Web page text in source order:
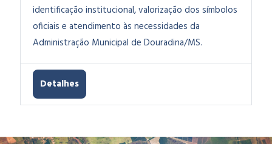
identificação institucional, valorização dos símbolos
oficiais e atendimento às necessidades da
Administração Municipal de Douradina/MS.
Detalhes